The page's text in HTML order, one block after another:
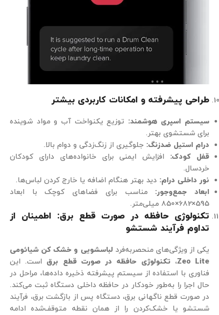
طراحی پیشرفته و امکانات کاربردی بیشتر
سیستم اسپری هوشمند: توزیع یکنواخت آب و مواد شوینده
برای شستشوی بهتر.
درام استیل ضدزنگ: جلوگیری از زنگ‌زدگی و دوام بالا.
قفل کودک: افزایش ایمنی برای خانواده‌های دارای کودکان
خردسال.
نور داخلی درام: دید بهتر هنگام اضافه یا خارج کردن لباس‌ها.
ابعاد جمع‌وجور: مناسب برای فضاهای کوچک با ابعاد
595×682×850 میلی‌متر.
تکنولوژی حافظه در صورت قطع برق: اطمینان از
تداوم فرآیند شستشو
یکی از ویژگی‌های منحصربه‌فردلباسشویی و خشک کن شیائومی
Zeo Lite، تکنولوژی حافظه در صورت قطع برق است. این
فناوری با استفاده از سیستم پیشرفته ذخیره داده‌ها، مراحل در
حال اجرا را به‌طور خودکار در حافظه داخلی دستگاه ثبت می‌کند.
در صورت قطع ناگهانی برق، دستگاه پس از بازگشت برق، فرآیند
شستشو یا خشک‌کردن را از همان نقطه متوقف‌شده ادامه